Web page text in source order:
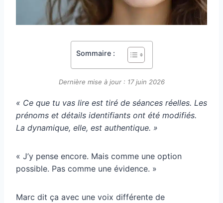
Sommaire :
Dernière mise à jour : 17 juin 2026
« Ce que tu vas lire est tiré de séances réelles. Les
prénoms et détails identifiants ont été modifiés.
La dynamique, elle, est authentique. »
« J’y pense encore. Mais comme une option
possible. Pas comme une évidence. »
Marc dit ça avec une voix différente de